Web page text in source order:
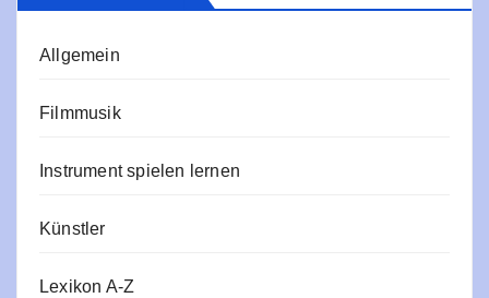
Allgemein
Filmmusik
Instrument spielen lernen
Künstler
Lexikon A-Z